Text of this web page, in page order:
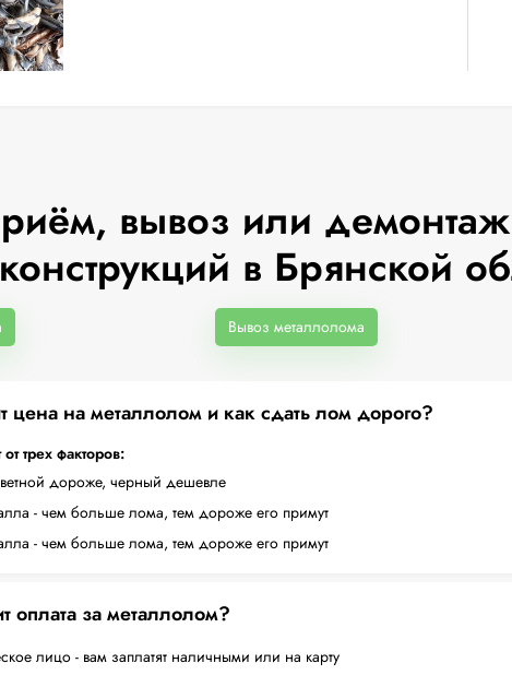
вывоз или демонтаж
в Брянской
Вывоз металлолома
цена на металлолом и как сдать лом дорого?
трех факторов:
дороже, черный дешевле
- чем больше лома, тем дороже его примут
- чем больше лома, тем дороже его примут
оплата за металлолом?
лицо - вам заплатят наличными или на карту